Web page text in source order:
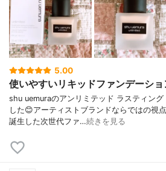
5.00
使いやすいリキッドファンデーショ
shu uemuraのアンリミテッド ラスティング
した😊アーティストブランドならではの視
誕生した次世代ファ…続きを見る